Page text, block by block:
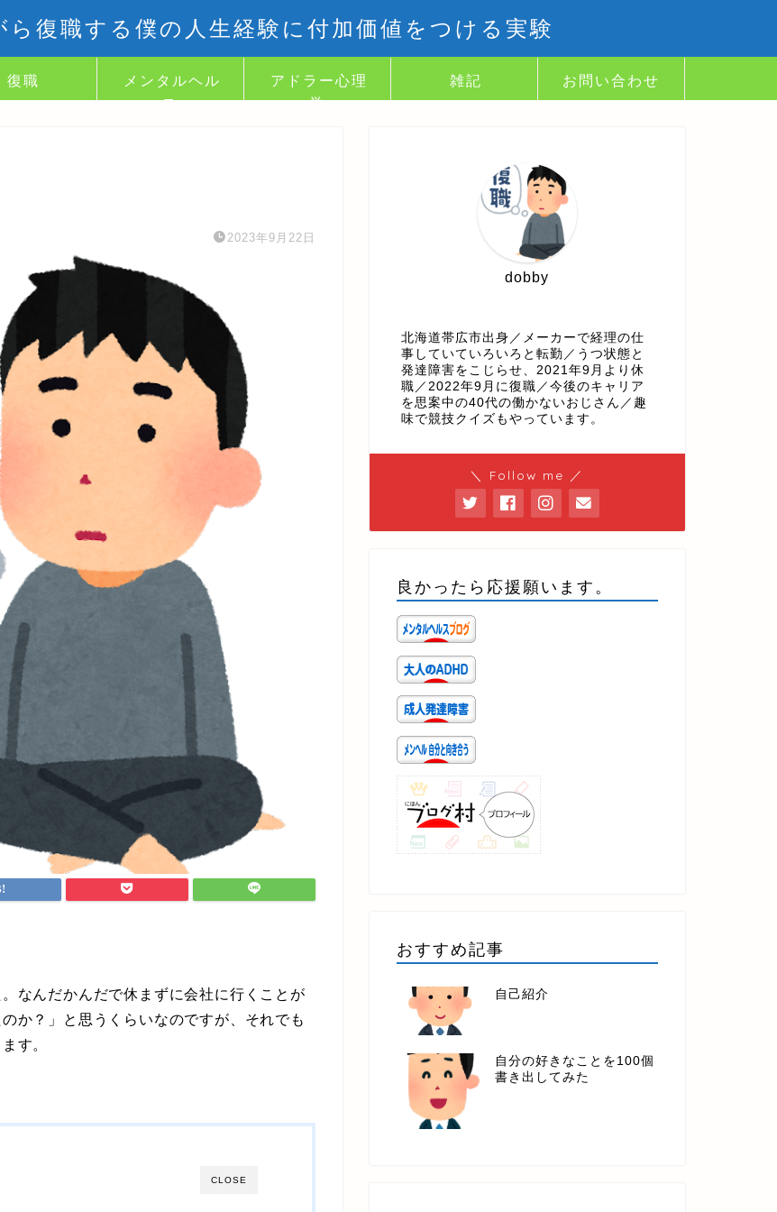
復職する僕の人生経験に付加価値をつける実験
復職
メンタルヘル
ス
アドラー心理
学
雑記 お問い合わせ
2023年9月22日
なんだかんだで休まずに会社に行くことが
か？」と思うくらいなのですが、それでも
す。
CLOSE
dobby
北海道帯広市出身／メーカーで経理の仕
事していていろいろと転勤／うつ状態と
発達障害をこじらせ、2021年9月より休
職／2022年9月に復職／今後のキャリア
を思案中の40代の働かないおじさん／趣
味で競技クイズもやっています。
＼ Follow me ／
良かったら応援願います。
おすすめ記事
自己紹介
自分の好きなことを100個
書き出してみた